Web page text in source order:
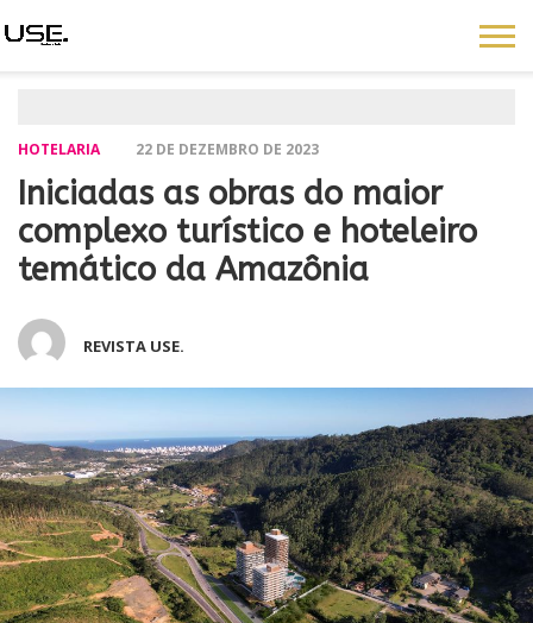
HOTELARIA 22 DE DEZEMBRO DE 2023
Iniciadas as obras do maior
complexo turístico e hoteleiro
temático da Amazônia
REVISTA USE.